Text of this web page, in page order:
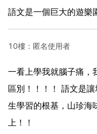
語文是一個巨大的遊樂
10樓：匿名使用者
一看上學我就腦子痛，
區別！！！！ 語文是
生學習的根基，山珍海
上！！